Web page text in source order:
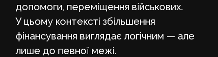
допомоги, переміщення військових.
У цьому контексті збільшення
фінансування виглядає логічним — але
лише до певної межі.